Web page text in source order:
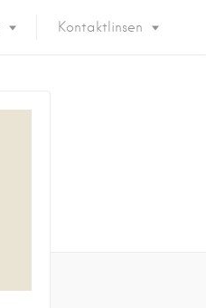
Kontaktlinsen